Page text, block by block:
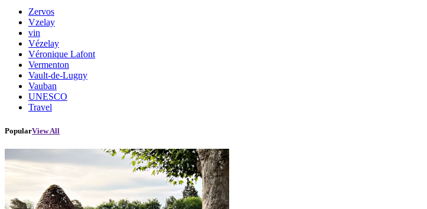
Zervos
Vzelay
vin
Vézelay
Véronique Lafont
Vermenton
Vault-de-Lugny
Vauban
UNESCO
Travel
PopularView All